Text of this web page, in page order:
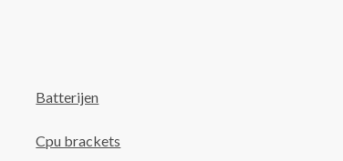
Batterijen
Cpu brackets